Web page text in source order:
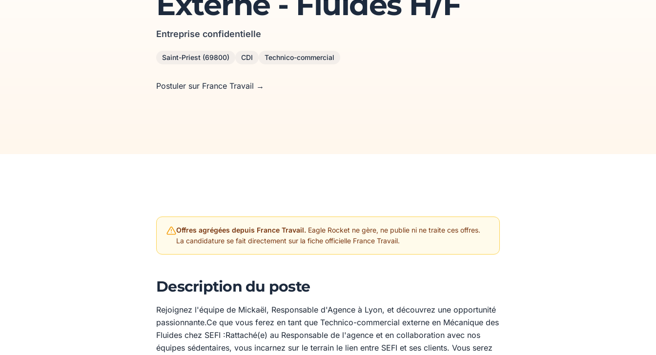
Entreprise confidentielle
Saint-Priest (69800) CDI Technico-commercial
Postuler sur France Travail →
Offres agrégées depuis France Travail. Eagle Rocket ne gère, ne publie ni ne traite ces offres.
La candidature se fait directement sur la fiche officielle France Travail.
Description du poste
Rejoignez l'équipe de Mickaël, Responsable d'Agence à Lyon, et découvrez une opportunité
passionnante.Ce que vous ferez en tant que Technico-commercial externe en Mécanique des
Fluides chez SEFI :Rattaché(e) au Responsable de l'agence et en collaboration avec nos
équipes sédentaires, vous incarnez sur le terrain le lien entre SEFI et ses clients. Vous serez